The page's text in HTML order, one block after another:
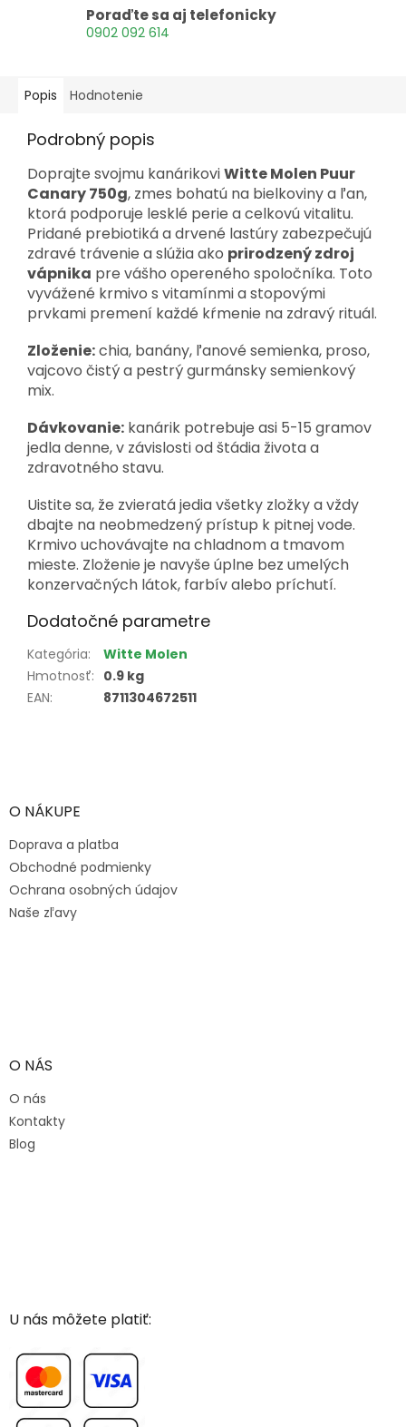
Poraďte sa aj telefonicky
0902 092 614
Popis Hodnotenie
Podrobný popis
Doprajte svojmu kanárikoviWitte Molen Puur
Canary 750g, zmes bohatú na bielkoviny a ľan,
ktorá podporuje lesklé perie a celkovú vitalitu.
Pridané prebiotiká a drvené lastúry zabezpečujú
zdravé trávenie a slúžia ako prirodzený zdroj
vápnika pre vášho opereného spoločníka. Toto
vyvážené krmivo s vitamínmi a stopovými
prvkami premení každé kŕmenie na zdravý rituál.
Zloženie:chia, banány, ľanové semienka, proso,
vajcovo čistý a pestrý gurmánsky semienkový
mix.
Dávkovanie: kanárik potrebuje asi 5-15 gramov
jedla denne, v závislosti od štádia života a
zdravotného stavu.
Uistite sa, že zvieratá jedia všetky zložky a vždy
dbajte na neobmedzený prístup k pitnej vode.
Krmivo uchovávajte na chladnom a tmavom
mieste. Zloženie je navyše úplne bez umelých
konzervačných látok, farbív alebo príchutí.
Dodatočné parametre
Kategória:
Witte Molen
Hmotnosť: 0.9 kg
EAN: 8711304672511
ä
e
O NÁKUPE
Doprava a platba
Obchodné podmienky
Ochrana osobných údajov
Naše zľavy
O NÁS
O nás
Kontakty
Blog
U nás môžete platiť: